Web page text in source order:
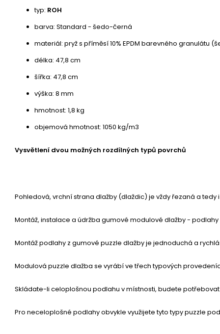
typ: ROH
barva: Standard - šedo-černá
materiál: pryž s příměsí 10% EPDM barevného granulátu
délka: 47,8 cm
šířka: 47,8 cm
výška: 8 mm
hmotnost: 1,8 kg
objemová hmotnost: 1050 kg/m3
Vysvětlení dvou možných rozdílných typů povrchů
Pohledová, vrchní strana dlažby (dlaždic) je vždy řezaná a
Montáž, instalace a údržba gumové modulové dlažby - podlahy
Montáž podlahy z gumové puzzle dlažby je jednoduchá a
Modulová puzzle dlažba se vyrábí ve třech typových provedeních:
Skládate-li celoplošnou podlahu v místnosti, budete potřebovat
Pro neceloplošné podlahy obvykle využijete tyto typy puzzle